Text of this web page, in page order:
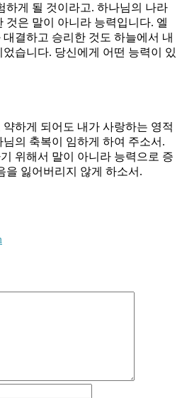
하게 될 것이라고. 하나님의 나라
것은 말이 아니라 능력입니다. 엘
결하고 승리한 것도 하늘에서 내
습니다. 당신에게 어떤 능력이 있
하게 되어도 내가 사랑하는 영적
의 축복이 임하게 하여 주소서.
위해서 말이 아니라 능력으로 증
을 잃어버리지 않게 하소서.